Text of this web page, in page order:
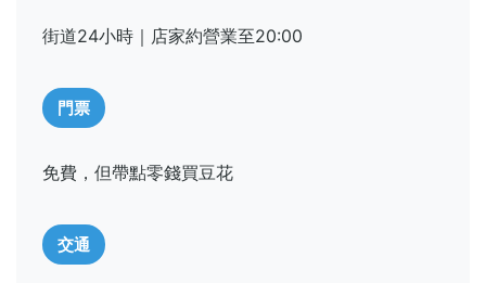
街道24小時｜店家約營業至20:00
門票
免費，但帶點零錢買豆花
交通